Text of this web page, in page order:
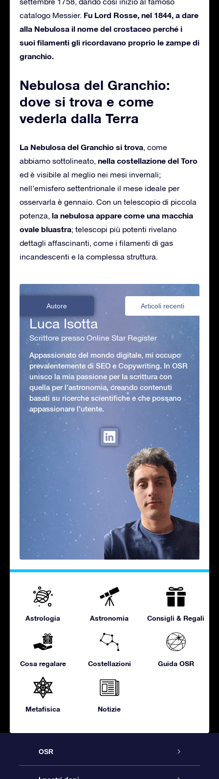
catalogo Messier. Fu Lord Rosse, nel 1844, a dare
alla Nebulosa il nome del crostaceo perché i
suoi filamenti gli ricordavano proprio le zampe di
granchio.
Nebulosa del Granchio:
dove si trova e come
vederla dalla Terra
La Nebulosa del Granchio si trova, come
abbiamo sottolineato, nella costellazione del Toro
ed è visibile al meglio nei mesi invernali;
nell’emisfero settentrionale il mese ideale per
osservarla è gennaio. Con un telescopio di piccola
potenza, la nebulosa appare come una macchia
ovale bluastra; telescopi più potenti rivelano
dettagli affascinanti, come i filamenti di gas
incandescenti e la complessa struttura.
Autore Articoli recenti
Luca Isotta
Scrittore presso Online Star Register
Appassionato del mondo digitale, mi occupo
prevalentemente di SEO e Copywriting. In OSR
unisco la mia passione per la scrittura con
quella per l'astronomia, creando contenuti
basati su ricerche scientifiche e che possano
appassionare l'utente.
Astrologia Astronomia Consigli & Regali
Cosa regalare Costellazioni Guida OSR
Metafisica Notizie
OSR